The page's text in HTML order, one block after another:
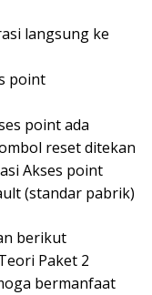
langsung ke
point
point ada
reset ditekan
Akses point
(standar pabrik)
berikut
Paket 2
bermanfaat